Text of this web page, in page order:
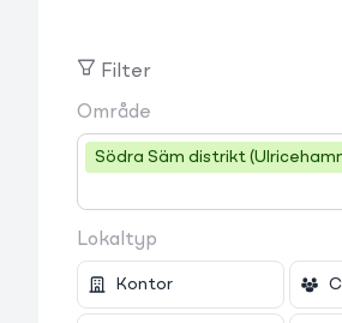
Filter
Område
Södra Säm distrikt
Lokaltyp
Kontor